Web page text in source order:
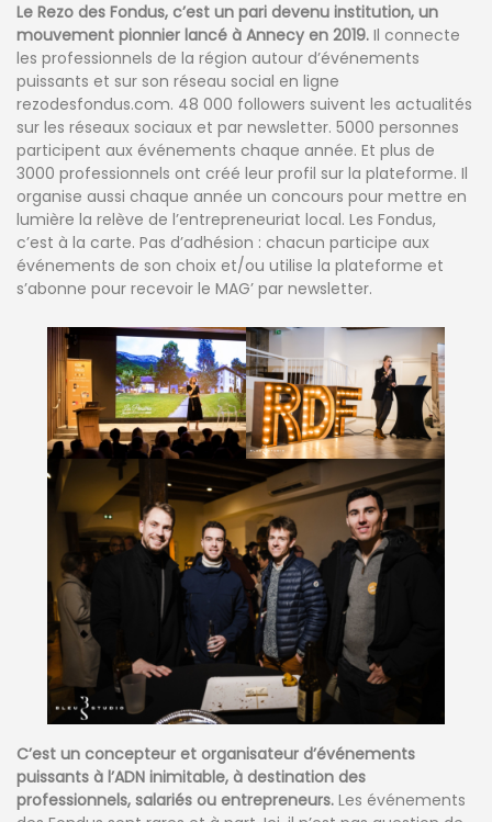
Le Rezo des Fondus, c’est un pari devenu institution, un
mouvement pionnier lancé à Annecy en 2019. Il connecte
les professionnels de la région autour d’événements
puissants et sur son réseau social en ligne
rezodesfondus.com. 48 000 followers suivent les actualités
sur les réseaux sociaux et par newsletter. 5000 personnes
participent aux événements chaque année. Et plus de
3000 professionnels ont créé leur profil sur la plateforme. Il
organise aussi chaque année un concours pour mettre en
lumière la relève de l’entrepreneuriat local. Les Fondus,
c’est à la carte. Pas d’adhésion : chacun participe aux
événements de son choix et/ou utilise la plateforme et
s’abonne pour recevoir le MAG’ par newsletter.
C’est un concepteur et organisateur d’événements
puissants à l’ADN inimitable, à destination des
professionnels, salariés ou entrepreneurs. Les événements